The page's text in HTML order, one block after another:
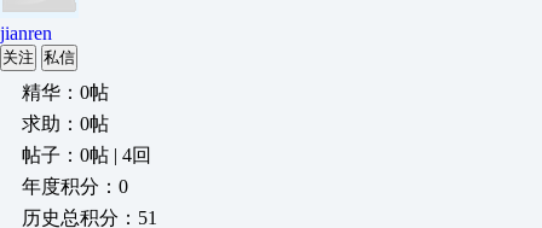
jianren
关注 私信
精华：0帖
求助：0帖
帖子：0帖 | 4回
年度积分：0
历史总积分：51